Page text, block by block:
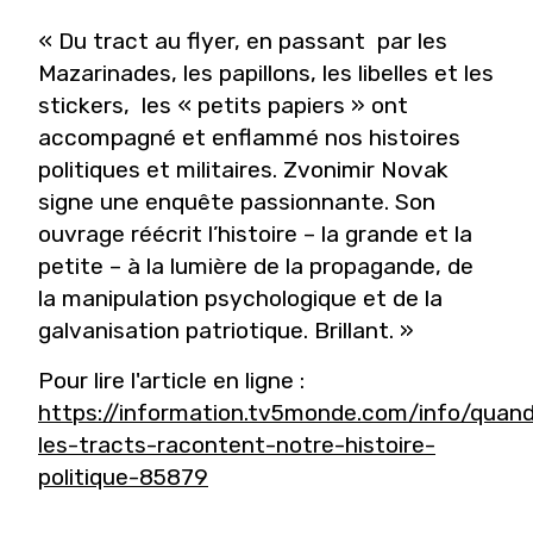
« Du tract au flyer, en passant par les
Mazarinades, les papillons, les libelles et les
stickers, les « petits papiers » ont
accompagné et enflammé nos histoires
politiques et militaires. Zvonimir Novak
signe une enquête passionnante. Son
ouvrage réécrit l’histoire – la grande et la
petite – à la lumière de la propagande, de
la manipulation psychologique et de la
galvanisation patriotique. Brillant. »
Pour lire l'article en ligne :
https://information.tv5monde.com/info/
les-tracts-racontent-notre-histoire-
politique-85879